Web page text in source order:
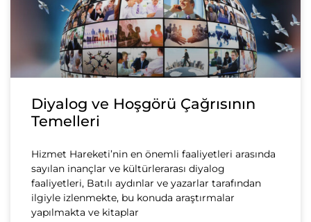
Diyalog ve Hoşgörü Çağrısının
Temelleri
Hizmet Hareketi’nin en önemli faaliyetleri arasında
sayılan inançlar ve kültürlerarası diyalog
faaliyetleri, Batılı aydınlar ve yazarlar tarafından
ilgiyle izlenmekte, bu konuda araştırmalar
yapılmakta ve kitaplar